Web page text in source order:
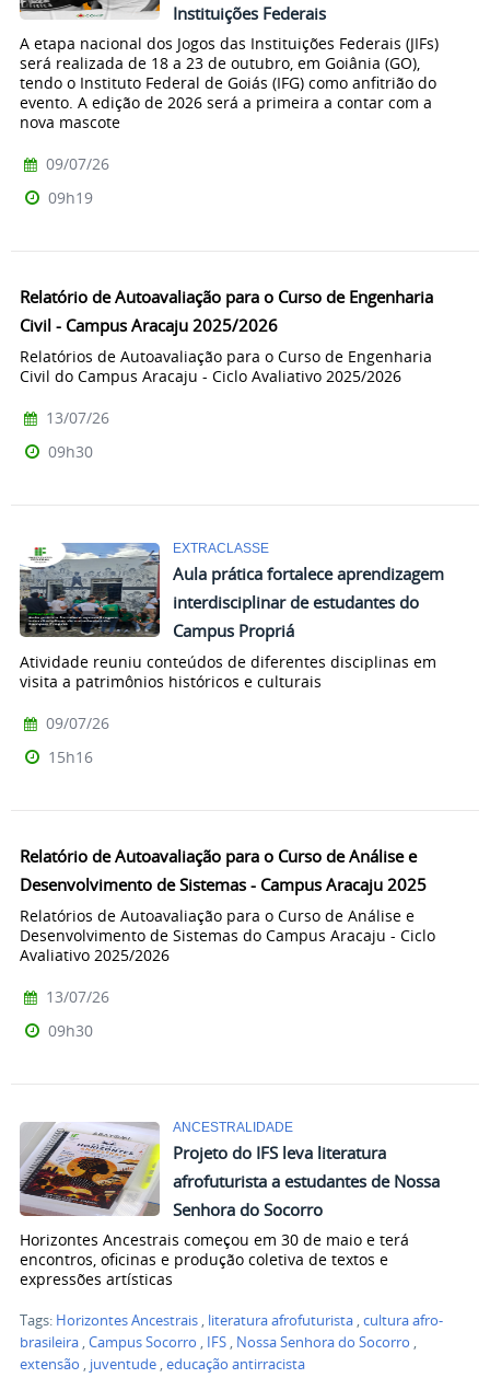
Instituições Federais
A etapa nacional dos Jogos das Instituições Federais (JIFs)
será realizada de 18 a 23 de outubro, em Goiânia (GO),
tendo o Instituto Federal de Goiás (IFG) como anfitrião do
evento. A edição de 2026 será a primeira a contar com a
nova mascote
09/07/26
09h19
Relatório de Autoavaliação para o Curso de Engenharia
Civil - Campus Aracaju 2025/2026
Relatórios de Autoavaliação para o Curso de Engenharia
Civil do Campus Aracaju - Ciclo Avaliativo 2025/2026
13/07/26
09h30
EXTRACLASSE
Aula prática fortalece aprendizagem
interdisciplinar de estudantes do
Campus Propriá
Atividade reuniu conteúdos de diferentes disciplinas em
visita a patrimônios históricos e culturais
09/07/26
15h16
Relatório de Autoavaliação para o Curso de Análise e
Desenvolvimento de Sistemas - Campus Aracaju 2025
Relatórios de Autoavaliação para o Curso de Análise e
Desenvolvimento de Sistemas do Campus Aracaju - Ciclo
Avaliativo 2025/2026
13/07/26
09h30
ANCESTRALIDADE
Projeto do IFS leva literatura
afrofuturista a estudantes de Nossa
Senhora do Socorro
Horizontes Ancestrais começou em 30 de maio e terá
encontros, oficinas e produção coletiva de textos e
expressões artísticas
Tags: Horizontes Ancestrais, literatura afrofuturista,cultura afro-
brasileira,Campus Socorro , IFS, Nossa Senhora do Socorro ,
extensão , juventude,educação antirracista